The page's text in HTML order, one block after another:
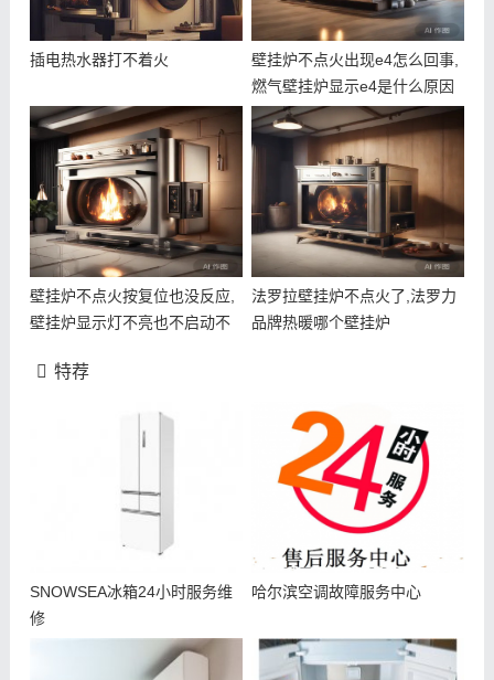
插电热水器打不着火
壁挂炉不点火出现e4怎么回事,
燃气壁挂炉显示e4是什么原因
壁挂炉不点火按复位也没反应,
壁挂炉显示灯不亮也不启动不
法罗拉壁挂炉不点火了,法罗力
品牌热暖哪个壁挂炉
特荐
SNOWSEA冰箱24小时服务维
修
哈尔滨空调故障服务中心